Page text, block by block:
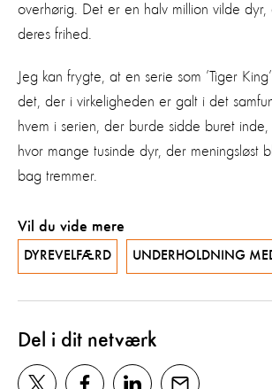
overhørig. Det er en halv million vilde
deres frihed.
Jeg kan frygte, at en serie som ’Tiger
det, der i virkeligheden er galt i det
hvem i serien, der burde sidde buret
hvor mange tusinde dyr, der meningsløst
bag tremmer.
Vil du vide mere
DYREVELFÆRD UNDERHOLDNING
Del i dit netværk